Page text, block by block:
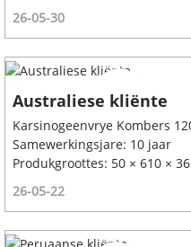
26-05-30
Australiese kliënte
Karsinogeenvrye Kombers
Samewerkingsjare: 10 jaar
Produkgroottes: 50 × 610 ×
26-05-22